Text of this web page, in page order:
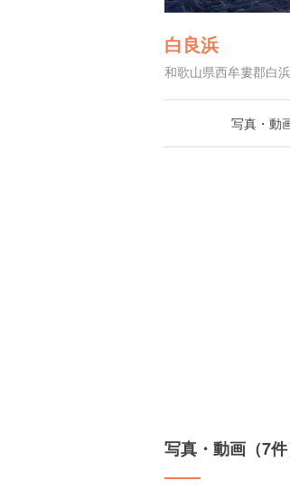
白良浜
和歌山県西牟婁郡白
写真・動
写真・動画（7件